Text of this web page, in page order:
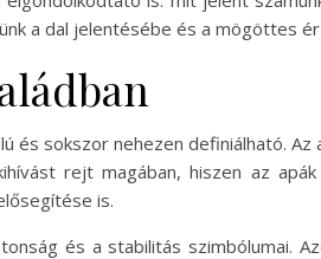
a dal jelentésébe és a mögöttes
és sokszor nehezen definiálható.
rejt magában, hiszen az
is.
és a stabilitás szimbólumai.